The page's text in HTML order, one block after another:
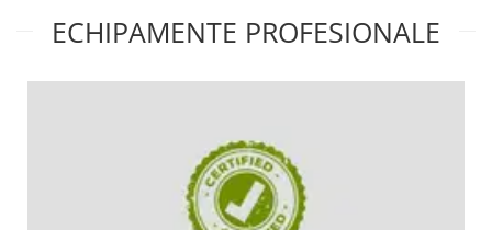
ECHIPAMENTE PROFESIONALE